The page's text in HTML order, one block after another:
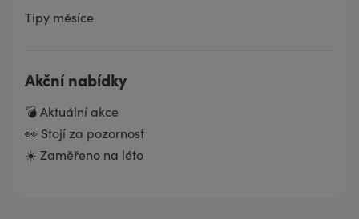
Tipy měsíce
Akční nabídky
💣 Aktuální akce
👀 Stojí za pozornost
☀️ Zaměřeno na léto